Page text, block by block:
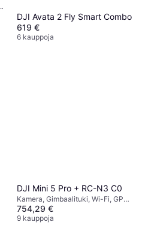
DJI Avata 2 Fly Smart Combo
619 €
6 kauppoja
DJI Mini 5 Pro + RC-N3 C0
Kamera, Gimbaalituki, Wi-Fi, GPS,
Bluetooth
754,29 €
9 kauppoja